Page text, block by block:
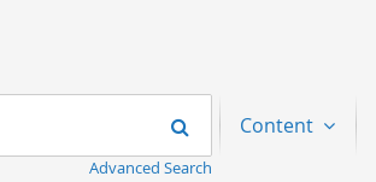
Search
Advanced Search
Content